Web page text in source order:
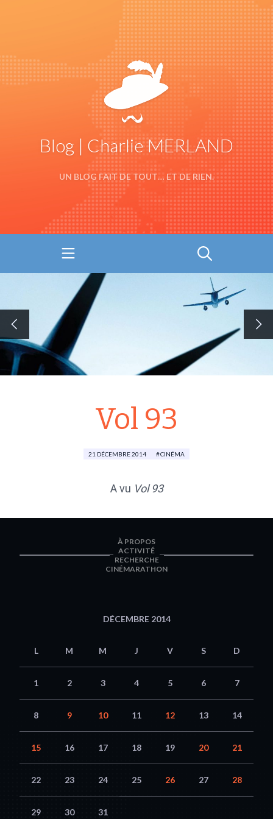
Blog | Charlie MERLAND
UN BLOG FAIT DE TOUT… ET DE RIEN.
Vol 93
21 DÉCEMBRE 2014 CINÉMA
A vu Vol 93
À PROPOS
ACTIVITÉ
RECHERCHE
CINÉMARATHON
DÉCEMBRE 2014
L M M J V S D
1 2 3 4 5 6 7
8 9 10 11 12 13 14
15 16 17 18 19 20 21
22 23 24 25 26 27 28
29 30 31